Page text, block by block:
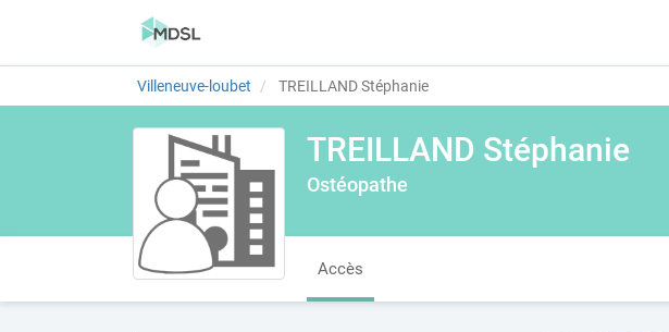
Villeneuve-loubet TREILLAND Stéphanie
TREILLAND Stéphanie
Ostéopathe
Accès